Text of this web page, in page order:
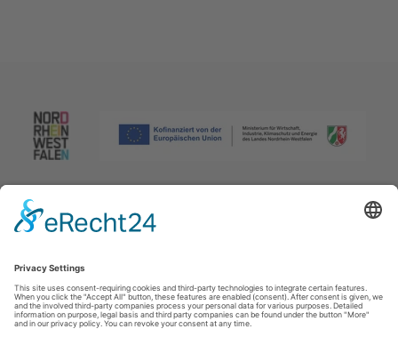
Afdruk|Privacybeleid|Verklaring van toegankelijkheid|Neem
contact met ons op